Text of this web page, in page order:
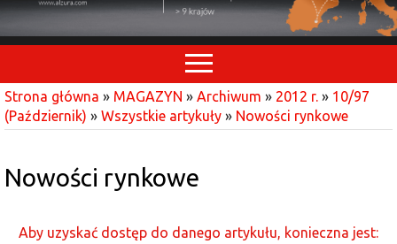
Strona główna » MAGAZYN » Archiwum » 2012 r. » 10/97
(Październik) » Wszystkie artykuły » Nowości rynkowe
Nowości rynkowe
Aby uzyskać dostęp do danego artykułu, konieczna jest: